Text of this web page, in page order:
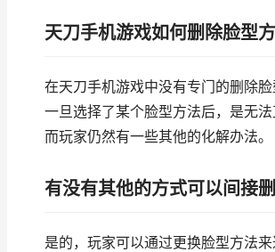
天刀手机游戏如何删除脸型
在天刀手机游戏中没有专门的删除脸
一旦选择了某个脸型方法后，是无
而玩家仍然有一些其他的化解办法。
有没有其他的方式可以间接
是的，玩家可以通过更换脸型方法